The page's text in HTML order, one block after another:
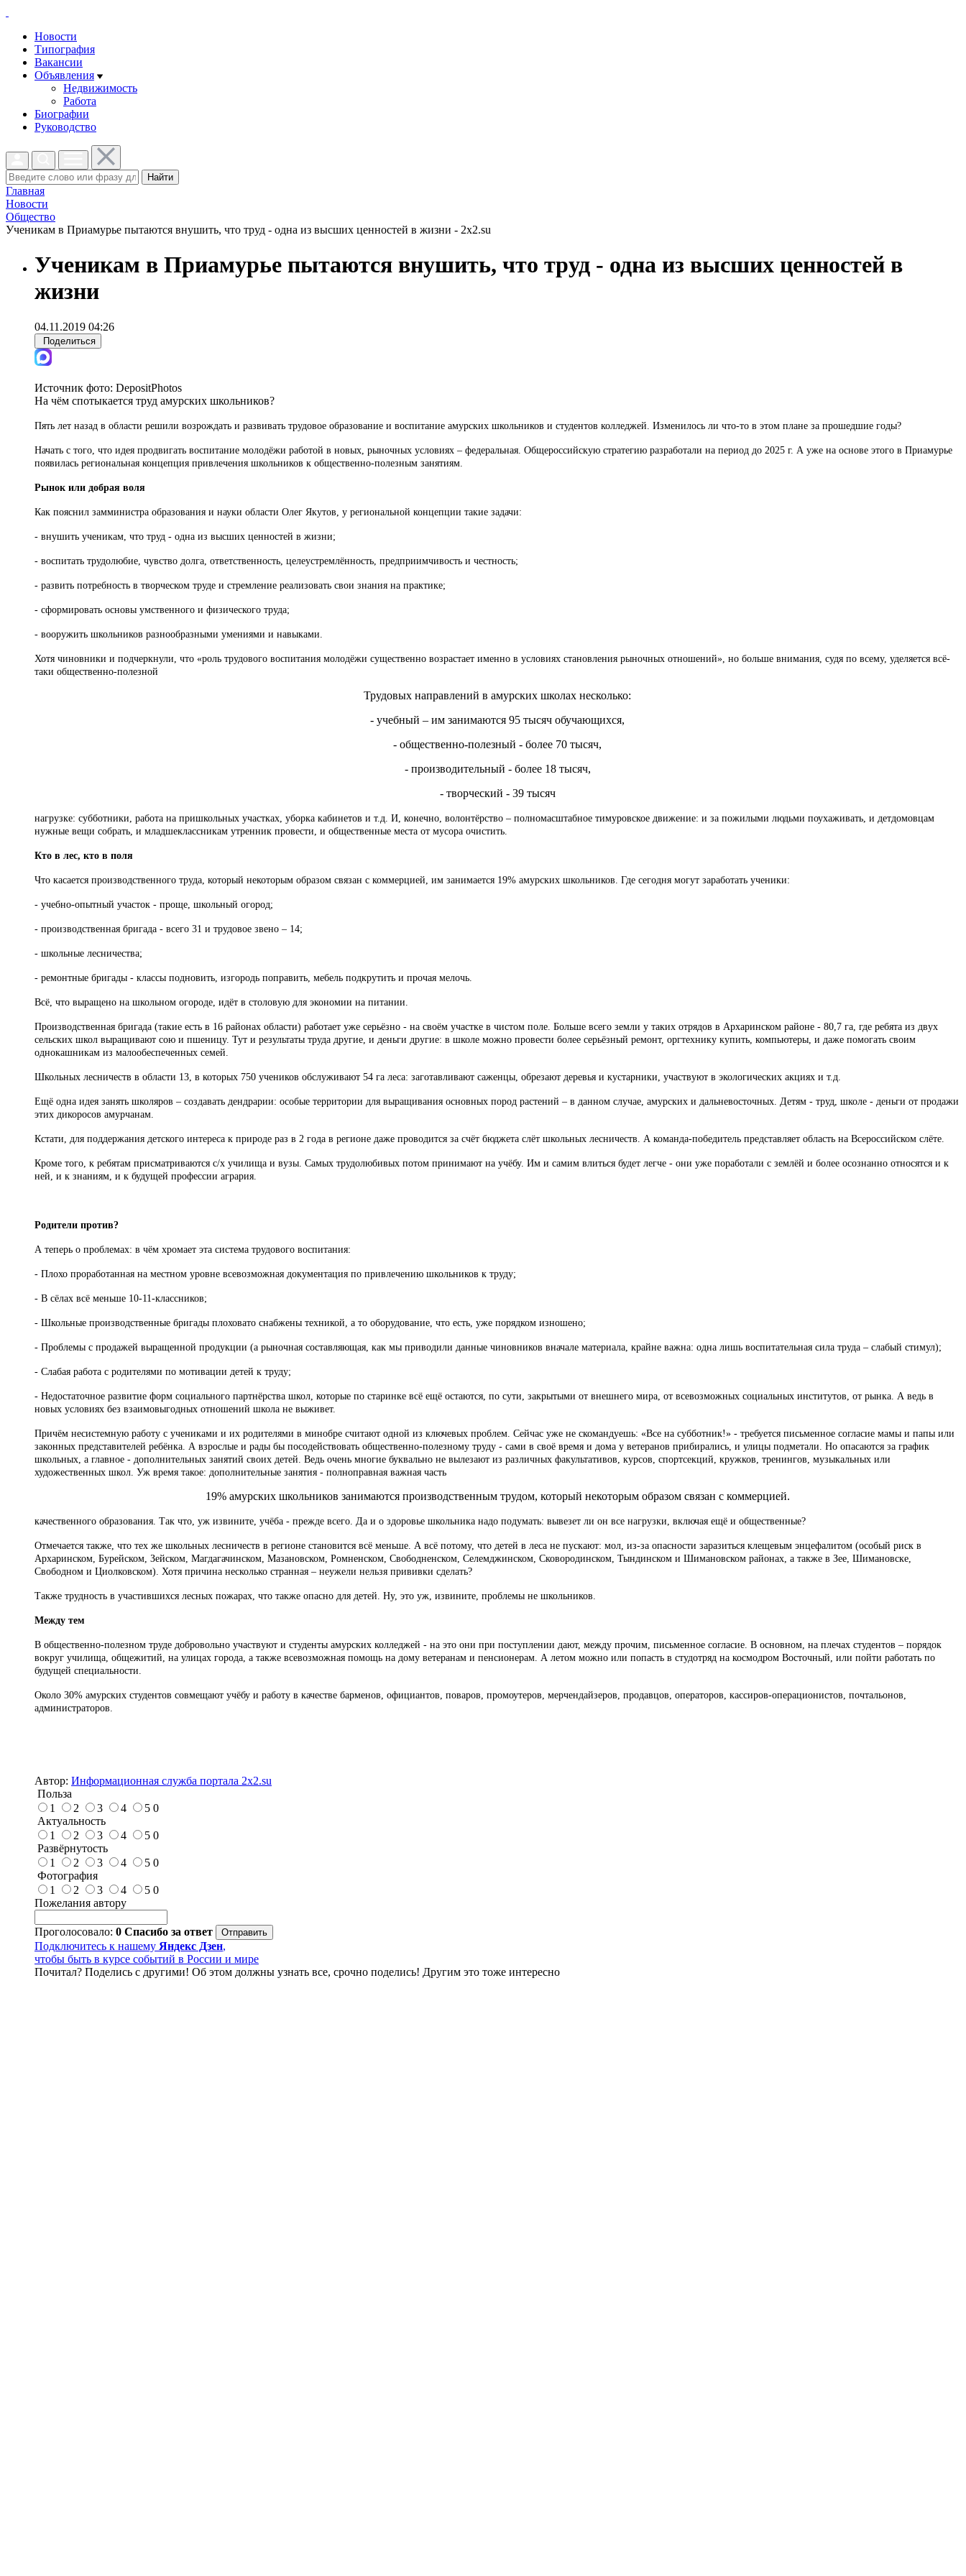
Новости
Типография
Вакансии
Объявления
Недвижимость
Работа
Биографии
Руководство
Найти
Главная
Новости
Общество
Ученикам в Приамурье пытаются внушить, что труд - одна из высших ценностей в жизни - 2x2.su
Ученикам в Приамурье пытаются внушить, что труд - одна из высших ценностей в
жизни
04.11.2019 04:26
Поделиться
Источник фото: DepositPhotos
На чём спотыкается труд амурских школьников?
Пять лет назад в области решили возрождать и развивать трудовое образование и воспитание амурских школьников и студентов колледжей. Изменилось ли что-то в этом плане за прошедшие годы?
Начать с того, что идея продвигать воспитание молодёжи работой в новых, рыночных условиях – федеральная. Общероссийскую стратегию разработали на период до 2025 г. А уже на основе этого в Приамурье
появилась региональная концепция привлечения школьников к общественно-полезным занятиям.
Рынок или добрая воля
Как пояснил замминистра образования и науки области Олег Якутов, у региональной концепции такие задачи:
- внушить ученикам, что труд - одна из высших ценностей в жизни;
- воспитать трудолюбие, чувство долга, ответственность, целеустремлённость, предприимчивость и честность;
- развить потребность в творческом труде и стремление реализовать свои знания на практике;
- сформировать основы умственного и физического труда;
- вооружить школьников разнообразными умениями и навыками.
Хотя чиновники и подчеркнули, что «роль трудового воспитания молодёжи существенно возрастает именно в условиях становления рыночных отношений», но больше внимания, судя по всему, уделяется всё-
таки общественно-полезной
Трудовых направлений в амурских школах несколько:
- учебный – им занимаются 95 тысяч обучающихся,
- общественно-полезный - более 70 тысяч,
- производительный - более 18 тысяч,
- творческий - 39 тысяч
нагрузке: субботники, работа на пришкольных участках, уборка кабинетов и т.д. И, конечно, волонтёрство – полномасштабное тимуровское движение: и за пожилыми людьми поухаживать, и детдомовцам
нужные вещи собрать, и младшеклассникам утренник провести, и общественные места от мусора очистить.
Кто в лес, кто в поля
Что касается производственного труда, который некоторым образом связан с коммерцией, им занимается 19% амурских школьников. Где сегодня могут заработать ученики:
- учебно-опытный участок - проще, школьный огород;
- производственная бригада - всего 31 и трудовое звено – 14;
- школьные лесничества;
- ремонтные бригады - классы подновить, изгородь поправить, мебель подкрутить и прочая мелочь.
Всё, что выращено на школьном огороде, идёт в столовую для экономии на питании.
Производственная бригада (такие есть в 16 районах области) работает уже серьёзно - на своём участке в чистом поле. Больше всего земли у таких отрядов в Архаринском районе - 80,7 га, где ребята из двух
сельских школ выращивают сою и пшеницу. Тут и результаты труда другие, и деньги другие: в школе можно провести более серьёзный ремонт, оргтехнику купить, компьютеры, и даже помогать своим
однокашникам из малообеспеченных семей.
Школьных лесничеств в области 13, в которых 750 учеников обслуживают 54 га леса: заготавливают саженцы, обрезают деревья и кустарники, участвуют в экологических акциях и т.д.
Ещё одна идея занять школяров – создавать дендрарии: особые территории для выращивания основных пород растений – в данном случае, амурских и дальневосточных. Детям - труд, школе - деньги от продажи
этих дикоросов амурчанам.
Кстати, для поддержания детского интереса к природе раз в 2 года в регионе даже проводится за счёт бюджета слёт школьных лесничеств. А команда-победитель представляет область на Всероссийском слёте.
Кроме того, к ребятам присматриваются с/х училища и вузы. Самых трудолюбивых потом принимают на учёбу. Им и самим влиться будет легче - они уже поработали с землёй и более осознанно относятся и к
ней, и к знаниям, и к будущей профессии агрария.
Родители против?
А теперь о проблемах: в чём хромает эта система трудового воспитания:
- Плохо проработанная на местном уровне всевозможная документация по привлечению школьников к труду;
- В сёлах всё меньше 10-11-классников;
- Школьные производственные бригады плоховато снабжены техникой, а то оборудование, что есть, уже порядком изношено;
- Проблемы с продажей выращенной продукции (а рыночная составляющая, как мы приводили данные чиновников вначале материала, крайне важна: одна лишь воспитательная сила труда – слабый стимул);
- Слабая работа с родителями по мотивации детей к труду;
- Недостаточное развитие форм социального партнёрства школ, которые по старинке всё ещё остаются, по сути, закрытыми от внешнего мира, от всевозможных социальных институтов, от рынка. А ведь в
новых условиях без взаимовыгодных отношений школа не выживет.
Причём несистемную работу с учениками и их родителями в минобре считают одной из ключевых проблем. Сейчас уже не скомандуешь: «Все на субботник!» - требуется письменное согласие мамы и папы или
законных представителей ребёнка. А взрослые и рады бы посодействовать общественно-полезному труду - сами в своё время и дома у ветеранов прибирались, и улицы подметали. Но опасаются за график
школьных, а главное - дополнительных занятий своих детей. Ведь очень многие буквально не вылезают из различных факультативов, курсов, спортсекций, кружков, тренингов, музыкальных или
художественных школ. Уж время такое: дополнительные занятия - полноправная важная часть
19% амурских школьников занимаются производственным трудом, который некоторым образом связан с коммерцией.
качественного образования. Так что, уж извините, учёба - прежде всего. Да и о здоровье школьника надо подумать: вывезет ли он все нагрузки, включая ещё и общественные?
Отмечается также, что тех же школьных лесничеств в регионе становится всё меньше. А всё потому, что детей в леса не пускают: мол, из-за опасности заразиться клещевым энцефалитом (особый риск в
Архаринском, Бурейском, Зейском, Магдагачинском, Мазановском, Ромненском, Свободненском, Селемджинском, Сковородинском, Тындинском и Шимановском районах, а также в Зее, Шимановске,
Свободном и Циолковском). Хотя причина несколько странная – неужели нельзя прививки сделать?
Также трудность в участившихся лесных пожарах, что также опасно для детей. Ну, это уж, извините, проблемы не школьников.
Между тем
В общественно-полезном труде добровольно участвуют и студенты амурских колледжей - на это они при поступлении дают, между прочим, письменное согласие. В основном, на плечах студентов – порядок
вокруг училища, общежитий, на улицах города, а также всевозможная помощь на дому ветеранам и пенсионерам. А летом можно или попасть в студотряд на космодром Восточный, или пойти работать по
будущей специальности.
Около 30% амурских студентов совмещают учёбу и работу в качестве барменов, официантов, поваров, промоутеров, мерчендайзеров, продавцов, операторов, кассиров-операционистов, почтальонов,
администраторов.
Автор: Информационная служба портала 2x2.su
Польза
1
2 3 4 5 0
Актуальность
1
2 3 4 5 0
Развёрнутость
1
2 3 4 5 0
Фотография
1
2 3 4 5 0
Пожелания автору
Проголосовало: 0 Спасибо за ответ
Подключитесь к нашему Яндекс Дзен,
чтобы быть в курсе событий в России и мире
Почитал? Поделись с другими! Об этом должны узнать все, срочно поделись! Другим это тоже интересно